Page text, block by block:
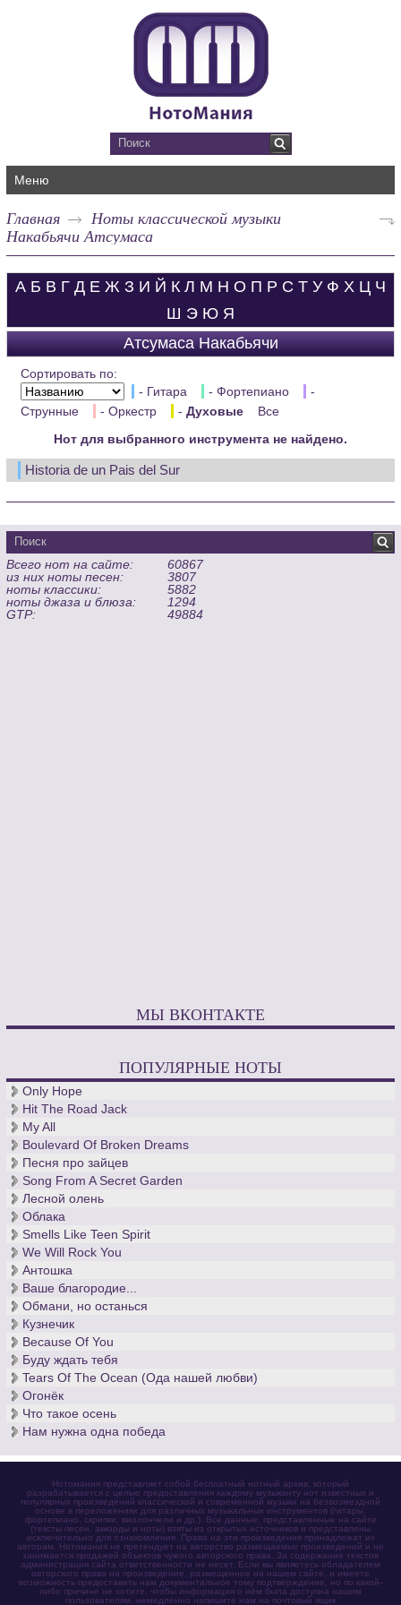
Меню
Главная
Ноты классической музыки
Накабьячи Атсумаса
А Б В Г Д Е Ж З И Й К Л М Н О П Р С Т У Ф Х Ц Ч
Ш Э Ю Я
Атсумаса Накабьячи
Сортировать по:
- Гитара
- Фортепиано
-
Струнные
- Оркестр -Духовые
Все
Нот для выбранного инструмента не найдено.
Historia de un Pais del Sur
Всего нот на сайте:
60867
из них ноты песен:
3807
ноты классики:
5882
ноты джаза и блюза:
1294
GTP:
49884
МЫ ВКОНТАКТЕ
ПОПУЛЯРНЫЕ НОТЫ
Only Hope
Hit The Road Jack
My All
Boulevard Of Broken Dreams
Песня про зайцев
Song From A Secret Garden
Лесной олень
Облака
Smells Like Teen Spirit
We Will Rock You
Антошка
Ваше благородие...
Обмани, но останься
Кузнечик
Because Of You
Буду ждать тебя
Tears Of The Ocean (Ода нашей любви)
Огонёк
Что такое осень
Нам нужна одна победа
Нотомания представляет собой бесплатный нотный архив, который
разрабатывается с целью предоставления каждому музыканту нот известных и
популярных произведений классической и современной музыки на безвозмездной
основе в переложениях для различных музыкальных инструментов (гитары,
фортепиано, скрипки, виолончели и др.). Все данные, представленные на сайте
(тексты песен, аккорды и ноты) взяты из открытых источников и представлены
исключительно для ознакомления. Права на эти произведения принадлежат их
авторам. Нотомания не претендует на авторство размещаемых произведений и не
занимается продажей объектов чужого авторского права. За содержание текстов
администрация сайта ответственности не несет. Если вы являетесь обладателем
авторского права на произведение, размещенное на нашем сайте, и имеете
возможность предоставить нам документальное тому подтверждение, но по какой-
либо причине не хотите, чтобы информация о нём была доступна нашим
пользователям, немедленно напишите нам на почтовый ящик